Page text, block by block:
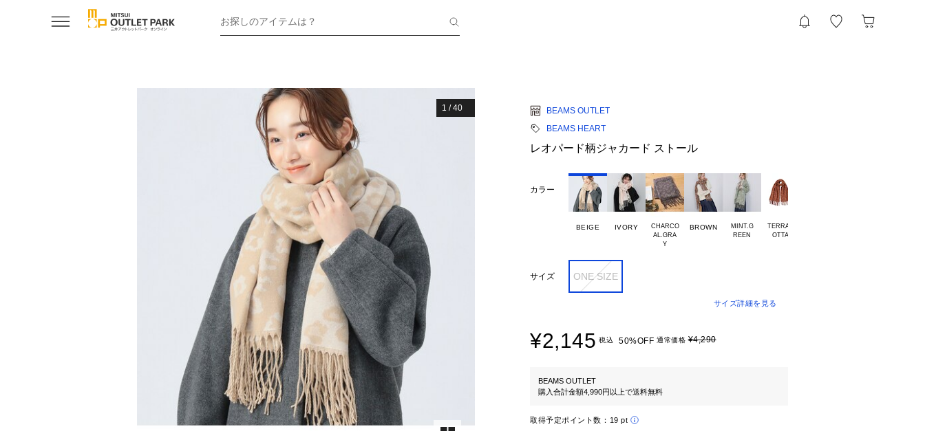
お探しのアイテムは？
1 /40
BEAMS OUTLET
BEAMS HEART
レオパード柄ジャカード ストール
カラー
BEIGE IVORY
CHARCO
AL.GRA
BROWN
MINT.G
TERRAC
サイズ ONE SIZE
サイズ詳細を見る
¥2,145 税込 50%OFF 通常価格¥4,290
BEAMS OUTLET
購入合計金額4,990円以上で送料無料
取得予定ポイント数： 19 pt